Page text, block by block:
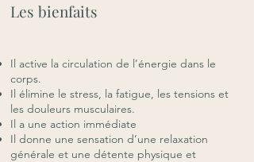
Les bienfaits
Il active la circulation de l’énergie dans le
corps.
Il élimine le stress, la fatigue, les tensions et
les douleurs musculaires.
Il a une action immédiate
Il donne une sensation d’une relaxation
générale et une détente physique et